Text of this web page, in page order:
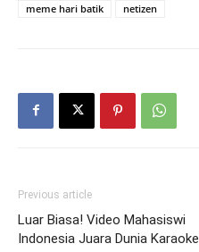
meme hari batik
netizen
Previous article
Luar Biasa! Video Mahasiswi
Indonesia Juara Dunia Karaoke